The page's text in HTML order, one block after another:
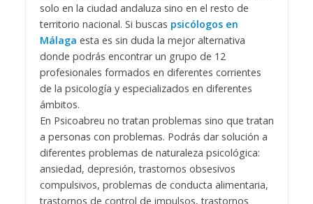
solo en la ciudad andaluza sino en el resto de
territorio nacional. Si buscas psicólogos en
Málaga esta es sin duda la mejor alternativa
donde podrás encontrar un grupo de 12
profesionales formados en diferentes corrientes
de la psicología y especializados en diferentes
ámbitos.
En Psicoabreu no tratan problemas sino que tratan
a personas con problemas. Podrás dar solución a
diferentes problemas de naturaleza psicológica:
ansiedad, depresión, trastornos obsesivos
compulsivos, problemas de conducta alimentaria,
trastornos de control de impulsos, trastornos